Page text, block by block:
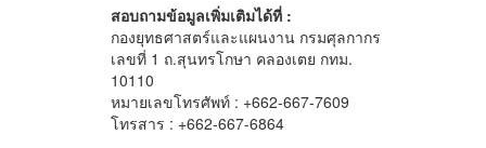
สอบถามข้อมูลเพิ่มเติมได้ที่ :
กองยุทธศาสตร์และแผนงาน กรมศุลกากร
เลขที่ 1 ถ.สุนทรโกษา คลองเตย กทม.
10110
หมายเลขโทรศัพท์ : +662-667-7609
โทรสาร : +662-667-6864